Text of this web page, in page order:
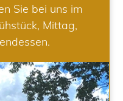
Sie bei uns im
Mittag,